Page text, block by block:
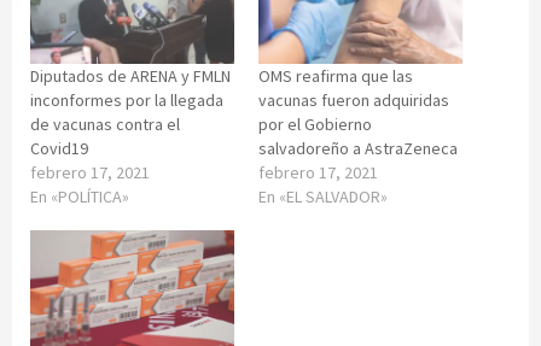
Diputados de ARENA y FMLN
inconformes por la llegada
de vacunas contra el
Covid19
febrero 17, 2021
En «POLÍTICA»
OMS reafirma que las
vacunas fueron adquiridas
por el Gobierno
salvadoreño a AstraZeneca
febrero 17, 2021
En «EL SALVADOR»